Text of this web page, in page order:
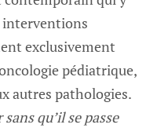
interventions
exclusivement
pédiatrique,
autres pathologies.
qu’il se passe